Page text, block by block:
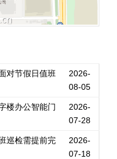
对节假日值班
2026-
08-05
楼办公智能门
2026-
07-28
巡检需提前完
2026-
07-18